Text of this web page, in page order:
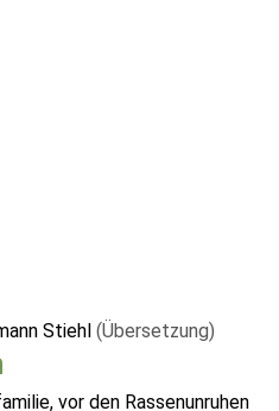
Stiehl (Übersetzung)
vor den Rassenunruhen